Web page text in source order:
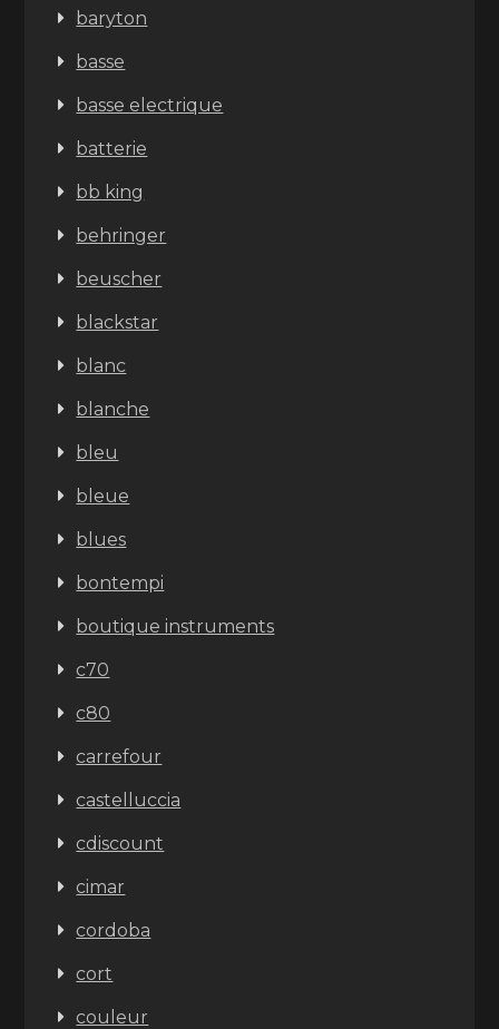
baryton
basse
basse electrique
batterie
bb king
behringer
beuscher
blackstar
blanc
blanche
bleu
bleue
blues
bontempi
boutique instruments
c70
c80
carrefour
castelluccia
cdiscount
cimar
cordoba
cort
couleur